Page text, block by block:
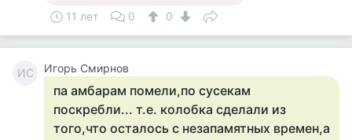
11 лет 0 0
ИС Игорь Смирнов
па амбарам помели,по сусекам
поскребли... т.е. колобка сделали из
того,что осталось с незапамятных времен,а